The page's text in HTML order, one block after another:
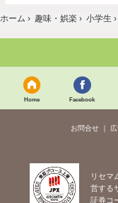
ホーム › 趣味・娯楽 › 小学生 ›
Home Facebook
お問合せ
リセマ
営する
証券コ